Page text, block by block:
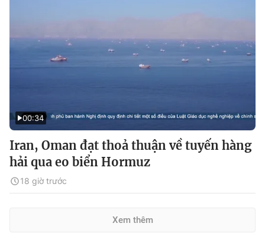
00:34
Iran, Oman đạt thoả thuận về tuyến hàng
hải qua eo biển Hormuz
18 giờ trước
Xem thêm